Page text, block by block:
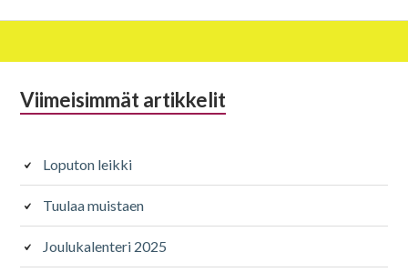
Alapalkin
Viimeisimmät artikkelit
Loputon leikki
Tuulaa muistaen
Joulukalenteri 2025